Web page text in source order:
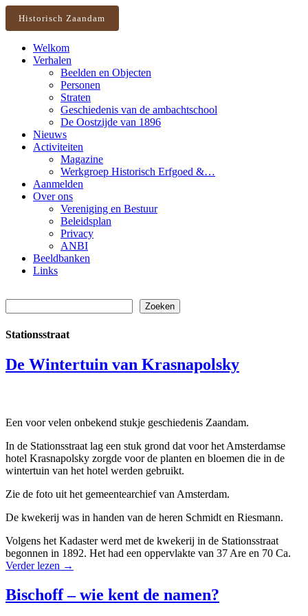
Historisch Zaandam
Welkom
Verhalen
Beelden en Objecten
Personen
Straten
Geschiedenis van de ambachtschool
De Oostzijde van 1896
Nieuws
Activiteiten
Magazine
Werkgroep Historisch Erfgoed &…
Aanmelden
Over ons
Vereniging en Bestuur
Beleidsplan
Privacy
ANBI
Beeldbanken
Links
Zoeken
Stationsstraat
De Wintertuin van Krasnapolsky
Een voor velen onbekend stukje geschiedenis Zaandam.
In de Stationsstraat lag een stuk grond dat voor het Amsterdamse
hotel Krasnapolsky zorgde voor de planten en bloemen die in de
wintertuin van het hotel werden gebruikt.
Zie de foto uit het gemeentearchief van Amsterdam.
De kwekerij was in handen van de heren Schmidt en Riesmann.
Volgens het Kadaster werd met de kwekerij in de Stationsstraat
begonnen in 1892. Het had een oppervlakte van 37 Are en 70 Ca.
Verder lezen →
Bischoff – wie kent de namen?